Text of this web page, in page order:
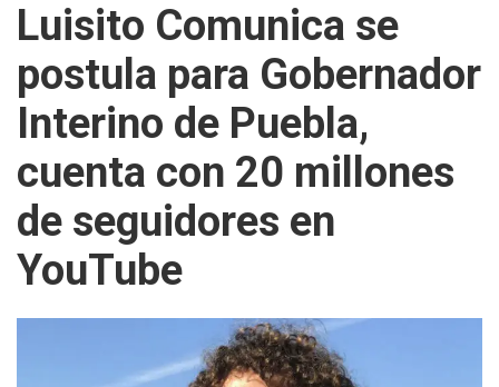
Luisito Comunica se
postula para Gobernador
Interino de Puebla,
cuenta con 20 millones
de seguidores en
YouTube